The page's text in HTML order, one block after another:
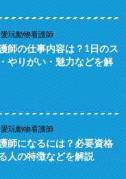
愛玩動物看護師
師の仕事内容は？1日のス
やりがい・魅力などを解
愛玩動物看護師
師になるには？必要資格
人の特徴などを解説